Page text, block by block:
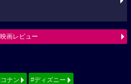
映画レビュー
ナン #ディズニー